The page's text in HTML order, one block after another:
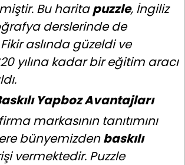
Bu haritapuzzle, İngiliz
derslerinde de
Fikir aslında güzeldi ve
yılına kadar bir eğitim aracı
Yapboz Avantajları
markasının tanıtımını
bünyemizdenbaskılı
vermektedir. Puzzle